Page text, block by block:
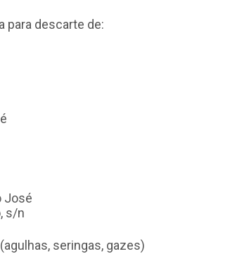
para descarte de:
José
s/n
(agulhas, seringas, gazes)